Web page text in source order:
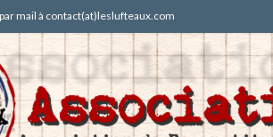
mail à contact(at)leslufteaux.com